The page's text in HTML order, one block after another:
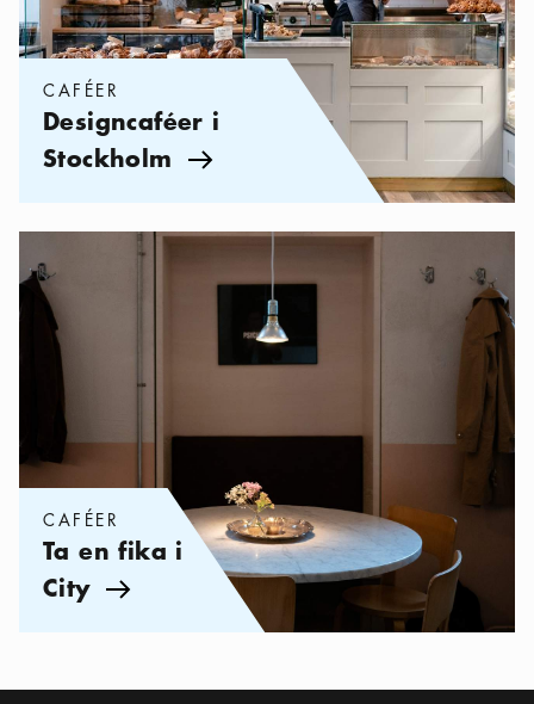
CAFÉER
Designcaféer i
Stockholm Pil ikon
Caféer
CAFÉER
Ta en fika i
City Pil ikon